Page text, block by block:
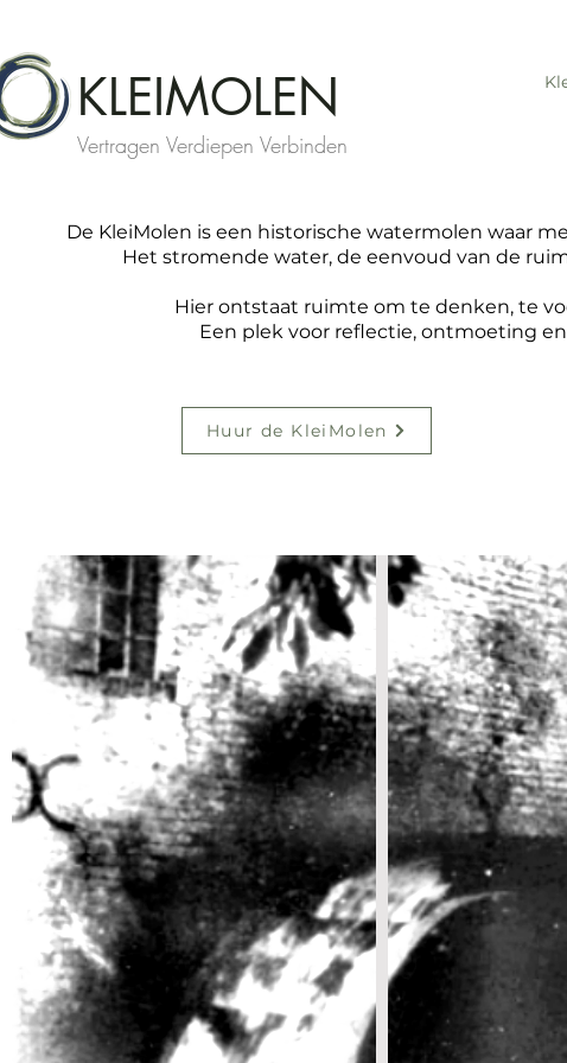
KLEIMOLEN
Vertragen Verdiepen Verbinden
De KleiMolen is een historische watermolen waar
Het stromende water, de eenvoud van de
Hier ontstaat ruimte om te denken, te
Een plek voor reflectie, ontmoeting
Huur de KleiMolen